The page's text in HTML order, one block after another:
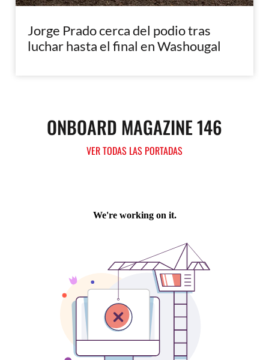
Jorge Prado cerca del podio tras
luchar hasta el final en Washougal
ONBOARD MAGAZINE 146
VER TODAS LAS PORTADAS